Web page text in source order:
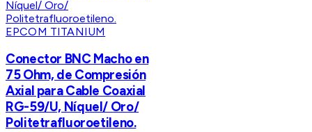
EPCOM TITANIUM
Conector BNC Macho en
75 Ohm, de Compresión
Axial para Cable Coaxial
RG-59/U, Níquel/ Oro/
Politetrafluoroetileno.